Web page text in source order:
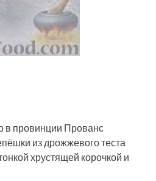
в провинции Прованс
из дрожжевого теста
хрустящей корочкой и